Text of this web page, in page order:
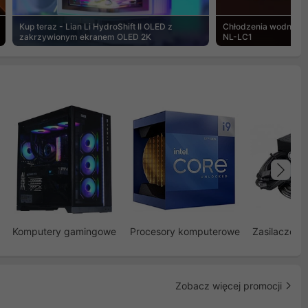
Kup teraz - Lian Li HydroShift II OLED z
zakrzywionym ekranem OLED 2K
Chłodzenia wodne
NL-LC1
Komputery gamingowe Procesory komputerowe Zasilacze
Zobacz więcej promocji